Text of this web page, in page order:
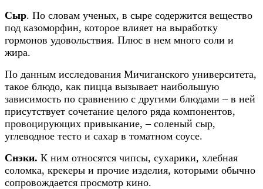
Сыр. По словам ученых, в сыре содержится вещество
под казоморфин, которое влияет на выработку
гормонов удовольствия. Плюс в нем много соли и
жира.
По данным исследования Мичиганского университета,
такое блюдо, как пицца вызывает наибольшую
зависимость по сравнению с другими блюдами – в ней
присутствует сочетание целого ряда компонентов,
провоцирующих привыкание, – соленый сыр,
углеводное тесто и сахар в томатном соусе.
Снэки. К ним относятся чипсы, сухарики, хлебная
соломка, крекеры и прочие изделия, которыми обычно
сопровождается просмотр кино.